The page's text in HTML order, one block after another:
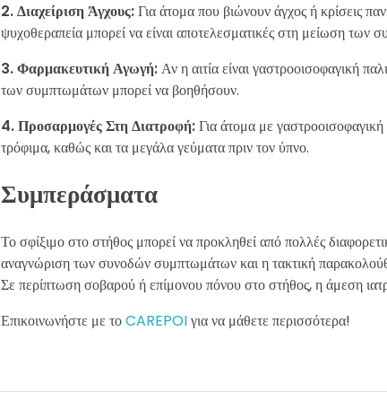
2. Διαχείριση Άγχους:Για άτομα που βιώνουν άγχος ή κρίσεις
ψυχοθεραπεία μπορεί να είναι αποτελεσματικές στη μείωση των
3. Φαρμακευτική Αγωγή:Αν η αιτία είναι γαστροοισοφαγική
των συμπτωμάτων μπορεί να βοηθήσουν.
4. Προσαρμογές Στη Διατροφή:Για άτομα με
τρόφιμα, καθώς και τα μεγάλα γεύματα πριν τον ύπνο.
Συμπεράσματα
Το σφίξιμο στο στήθος μπορεί να προκληθεί από πολλές
αναγνώριση των συνοδών συμπτωμάτων και η τακτική
Σε περίπτωση σοβαρού ή επίμονου πόνου στο στήθος, η άμεση
Επικοινωνήστε με τοCAREPOIγια να μάθετε περισσότερα!